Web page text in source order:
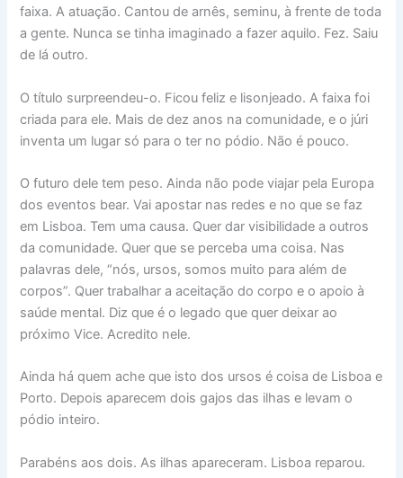
faixa. A atuação. Cantou de arnês, seminu, à frente de toda
a gente. Nunca se tinha imaginado a fazer aquilo. Fez. Saiu
de lá outro.
O título surpreendeu-o. Ficou feliz e lisonjeado. A faixa foi
criada para ele. Mais de dez anos na comunidade, e o júri
inventa um lugar só para o ter no pódio. Não é pouco.
O futuro dele tem peso. Ainda não pode viajar pela Europa
dos eventos bear. Vai apostar nas redes e no que se faz
em Lisboa. Tem uma causa. Quer dar visibilidade a outros
da comunidade. Quer que se perceba uma coisa. Nas
palavras dele, “nós, ursos, somos muito para além de
corpos”. Quer trabalhar a aceitação do corpo e o apoio à
saúde mental. Diz que é o legado que quer deixar ao
próximo Vice. Acredito nele.
Ainda há quem ache que isto dos ursos é coisa de Lisboa e
Porto. Depois aparecem dois gajos das ilhas e levam o
pódio inteiro.
Parabéns aos dois. As ilhas apareceram. Lisboa reparou.